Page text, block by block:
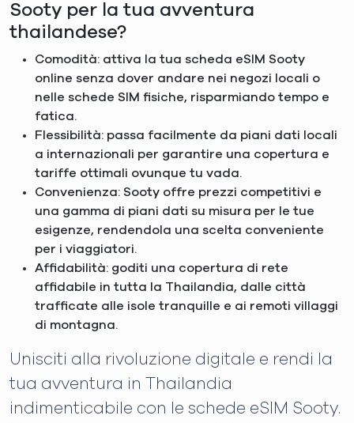
Sooty per la tua avventura
thailandese?
Comodità: attiva la tua scheda eSIM Sooty
online senza dover andare nei negozi locali o
nelle schede SIM fisiche, risparmiando tempo e
fatica.
Flessibilità: passa facilmente da piani dati locali
a internazionali per garantire una copertura e
tariffe ottimali ovunque tu vada.
Convenienza: Sooty offre prezzi competitivi e
una gamma di piani dati su misura per le tue
esigenze, rendendola una scelta conveniente
per i viaggiatori.
Affidabilità: goditi una copertura di rete
affidabile in tutta la Thailandia, dalle città
trafficate alle isole tranquille e ai remoti villaggi
di montagna.
Unisciti alla rivoluzione digitale e rendi la
tua avventura in Thailandia
indimenticabile con le schede eSIM Sooty.